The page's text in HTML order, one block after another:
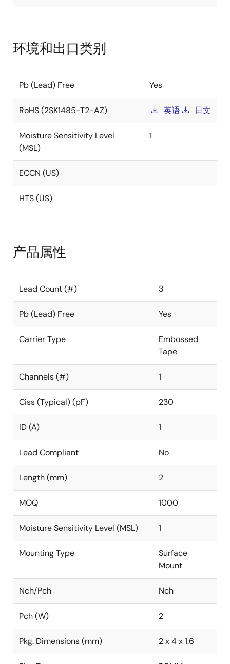
环境和出口类别
Pb (Lead) Free Yes
RoHS (2SK1485-T2-AZ) 英语 日文
Moisture Sensitivity Level
(MSL)
1
ECCN (US)
HTS (US)
产品属性
Lead Count (#) 3
Pb (Lead) Free Yes
Carrier Type
Embossed
Tape
Channels (#) 1
Ciss (Typical) (pF) 230
ID (A) 1
Lead Compliant No
Length (mm) 2
MOQ 1000
Moisture Sensitivity Level (MSL) 1
Mounting Type
Surface
Mount
Nch/Pch Nch
Pch (W) 2
Pkg. Dimensions (mm) 2 x 4 x 1.6